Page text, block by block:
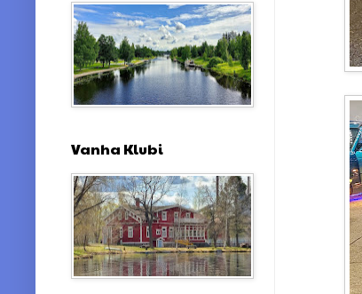
Vanha Klubi